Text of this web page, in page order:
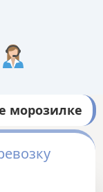
морозилке